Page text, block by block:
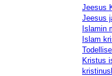
Jeesus
Jeesus
Islamin
Islam
Kristus